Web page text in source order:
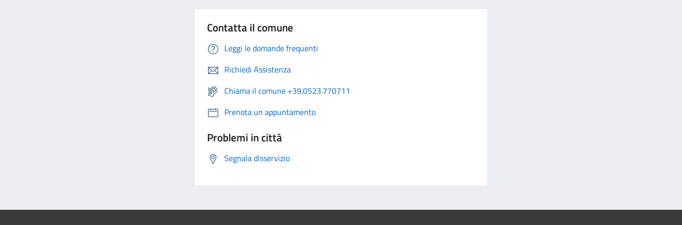
Contatta il comune
Leggi le domande frequenti
Richiedi Assistenza
Chiama il comune +39.0523.770711
Prenota un appuntamento
Problemi in città
Segnala disservizio